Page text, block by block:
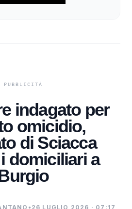
indagato per
omicidio,
di Sciacca
domiciliari a
• 26 LUGLIO 2026 · 07:17